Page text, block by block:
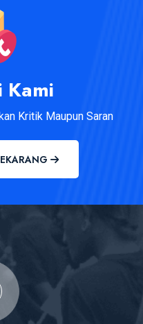
Kami
Kritik Maupun Saran